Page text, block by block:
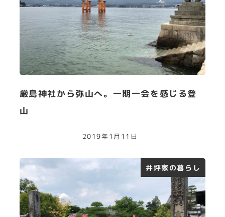
厳島神社から弥山へ。一期一会を感じる登
山
2019年1月11日
井坪家の暮らし